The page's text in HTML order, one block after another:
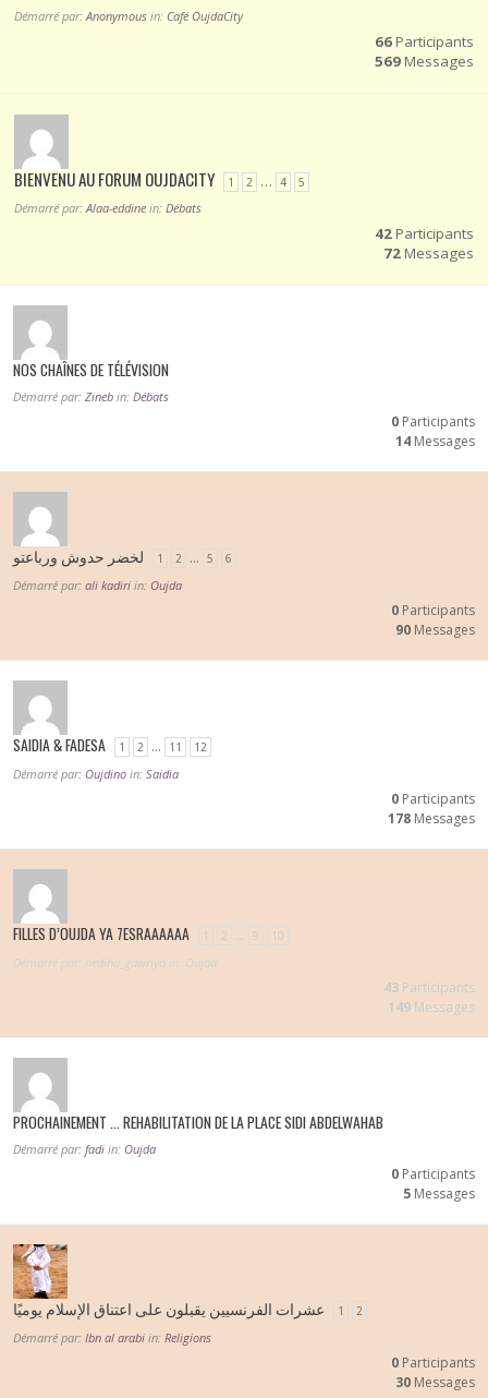
Démarré par:Anonymous in: Café OujdaCity
66Participants
569Messages
BIENVENU AU FORUM OUJDACITY 1 2 … 4 5
Démarré par:Alaa-eddine in:Débats
42Participants
72Messages
NOS CHAÎNES DE TÉLÉVISION
Démarré par: Zineb in: Débats
0 Participants
14 Messages
لخضر حدوش ورباعتو 1 2 … 5 6
Démarré par: ali kadiri in: Oujda
0 Participants
90 Messages
SAIDIA & FADESA 1 2 … 11 12
Démarré par: Oujdino in: Saidia
0 Participants
178 Messages
FILLES D’OUJDA YA 7ESRAAAAAA 1 2 … 9 10
Démarré par: nediha_gawriya in: Oujda
43 Participants
149 Messages
PROCHAINEMENT … REHABILITATION DE LA PLACE SIDI ABDELWAHAB
Démarré par: fadi in: Oujda
0 Participants
5 Messages
عشرات الفرنسيين يقبلون على اعتناق الإسلام يوميًا 1 2
Démarré par: Ibn al arabi in: Religions
0 Participants
30 Messages